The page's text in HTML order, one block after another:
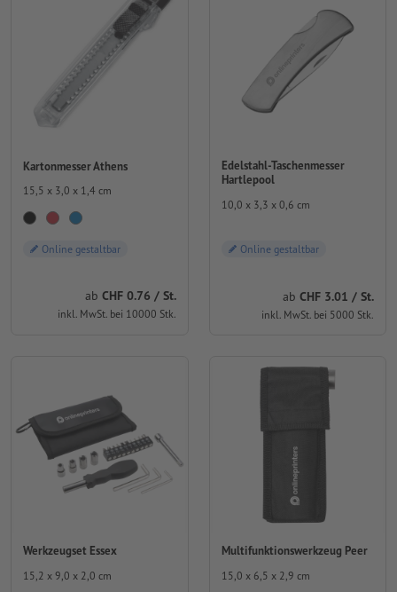
Kartonmesser Athens
15,5 x 3,0 x 1,4 cm
Online gestaltbar
ab CHF 0.76 / St.
inkl. MwSt. bei 10000 Stk.
Edelstahl-Taschenmesser
Hartlepool
10,0 x 3,3 x 0,6 cm
Online gestaltbar
ab CHF 3.01 / St.
inkl. MwSt. bei 5000 Stk.
Werkzeugset Essex
15,2 x 9,0 x 2,0 cm
Multifunktionswerkzeug Peer
15,0 x 6,5 x 2,9 cm